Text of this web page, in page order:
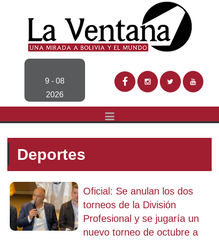
9 - 08
2026
Deportes
Oficial: Se anulan los dos
torneos de la División
Profesional y se jugaría un
nuevo torneo de octubre a